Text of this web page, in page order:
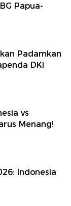
Papua-
Padamkan
DKI
vs
Menang!
Indonesia